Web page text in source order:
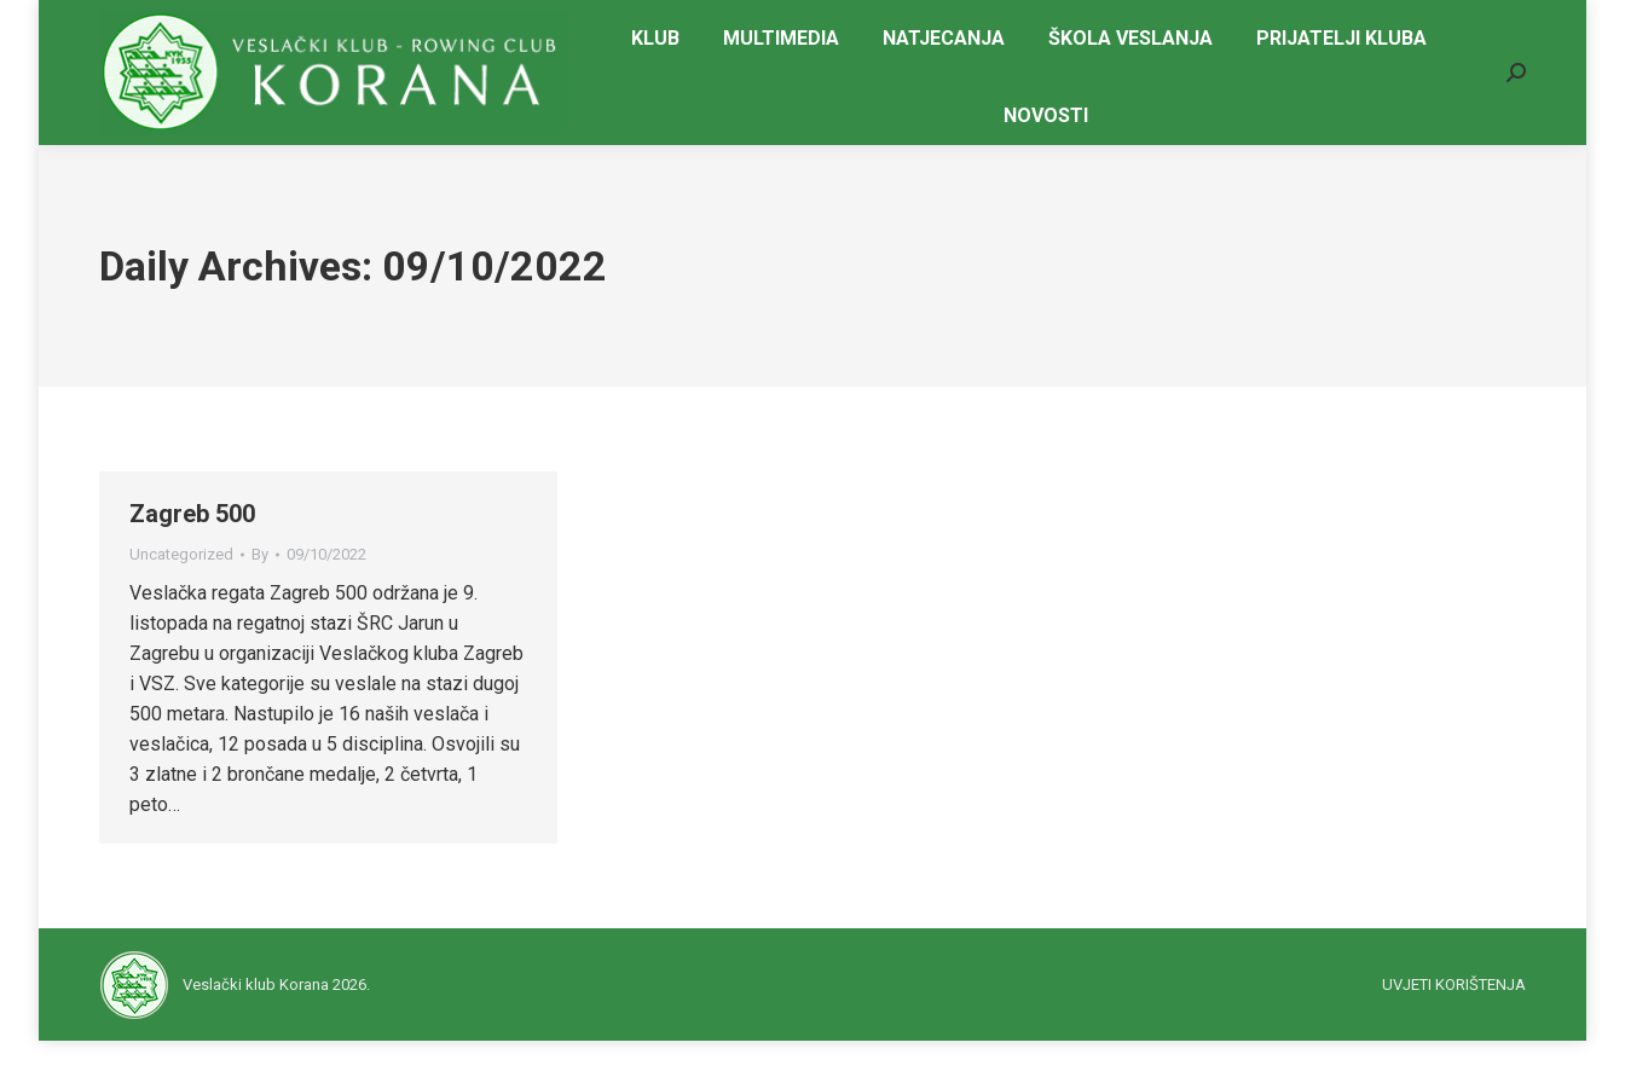
KLUB MULTIMEDIA NATJECANJA ŠKOLA VESLANJA PRIJATELJI KLUBA
NOVOSTI
Search:
Daily Archives: 09/10/2022
Zagreb 500
Uncategorized By 09/10/2022
Veslačka regata Zagreb 500 održana je 9.
listopada na regatnoj stazi ŠRC Jarun u
Zagrebu u organizaciji Veslačkog kluba Zagreb
i VSZ. Sve kategorije su veslale na stazi dugoj
500 metara. Nastupilo je 16 naših veslača i
veslačica, 12 posada u 5 disciplina. Osvojili su
3 zlatne i 2 brončane medalje, 2 četvrta, 1
peto…
Veslački klub Korana 2026. UVJETI KORIŠTENJA